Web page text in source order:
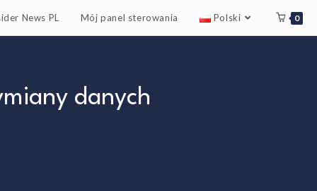
News PL Mój panel sterowania Polski 0
danych